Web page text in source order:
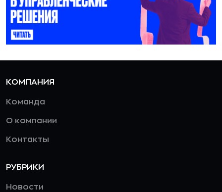
КОМПАНИЯ
Команда
О компании
Контакты
РУБРИКИ
Новости